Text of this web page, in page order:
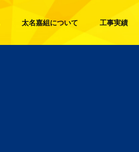
太名嘉組について 工事実績